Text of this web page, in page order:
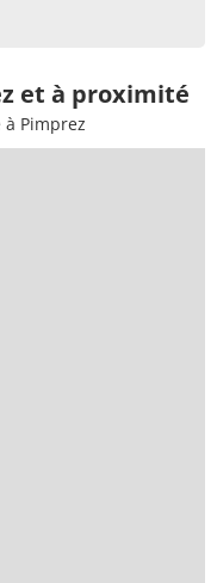
et à proximité
Pimprez